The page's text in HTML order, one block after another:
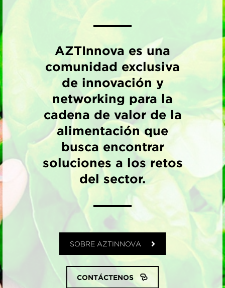
AZTInnova es una
comunidad exclusiva
de innovación y
networking para la
cadena de valor de la
alimentación que
busca encontrar
soluciones a los retos
del sector.
SOBRE AZTINNOVA
CONTÁCTENOS